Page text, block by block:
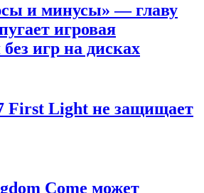
и минусы» — главу
игровая
игр на дисках
First Light не защищает
Come может